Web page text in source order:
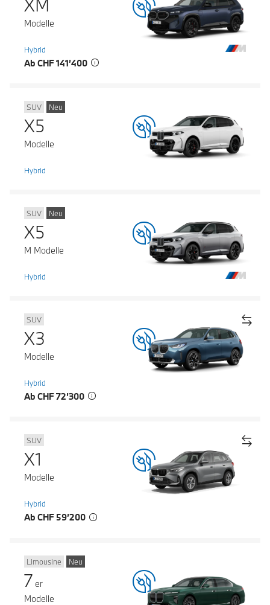
XM
Modelle
Hybrid
Ab CHF 141’400
SUV Neu
X5
Modelle
Hybrid
SUV Neu
X5
M Modelle
Hybrid
SUV
X3
Modelle
Hybrid
Ab CHF 72’300
SUV
X1
Modelle
Hybrid
Ab CHF 59’200
Limousine Neu
7 er
Modelle